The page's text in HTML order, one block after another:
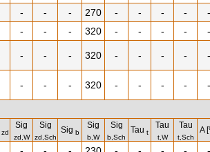
- - - 270 - - - - -
- - - 320 - - - - -
- - - 320 - - - - -
- - - 320 - - - - -
zd
Sig
zd,W
Sig
zd,Sch
Sig b
Sig
b,W
Sig
b,Sch
Tau t
Tau
t,W
Tau
t,Sch
A